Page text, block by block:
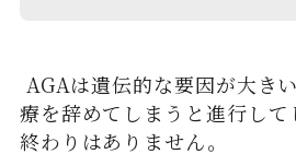
AGAは遺伝的な要因が大き
療を辞めてしまうと進行して
終わりはありません。